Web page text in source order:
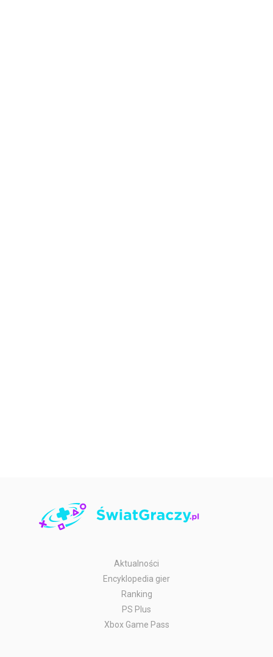
Aktualności
Encyklopedia gier
Ranking
PS Plus
Xbox Game Pass